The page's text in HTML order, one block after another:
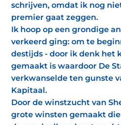
schrijven, omdat ik nog
premier gaat zeggen.
Ik hoop op een grondige
verkeerd ging: om te
destijds - door ik denk het
gemaakt is waardoor De
verkwanselde ten gunste
Kapitaal.
Door de winstzucht van
grote winsten gemaakt